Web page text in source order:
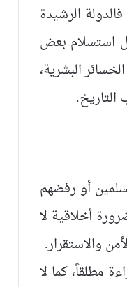
الرشيدة
استسلام بعض
البشرية،
أو رفضهم
أخلاقية لا
والاستقرار.
مطلقاً، كما لا